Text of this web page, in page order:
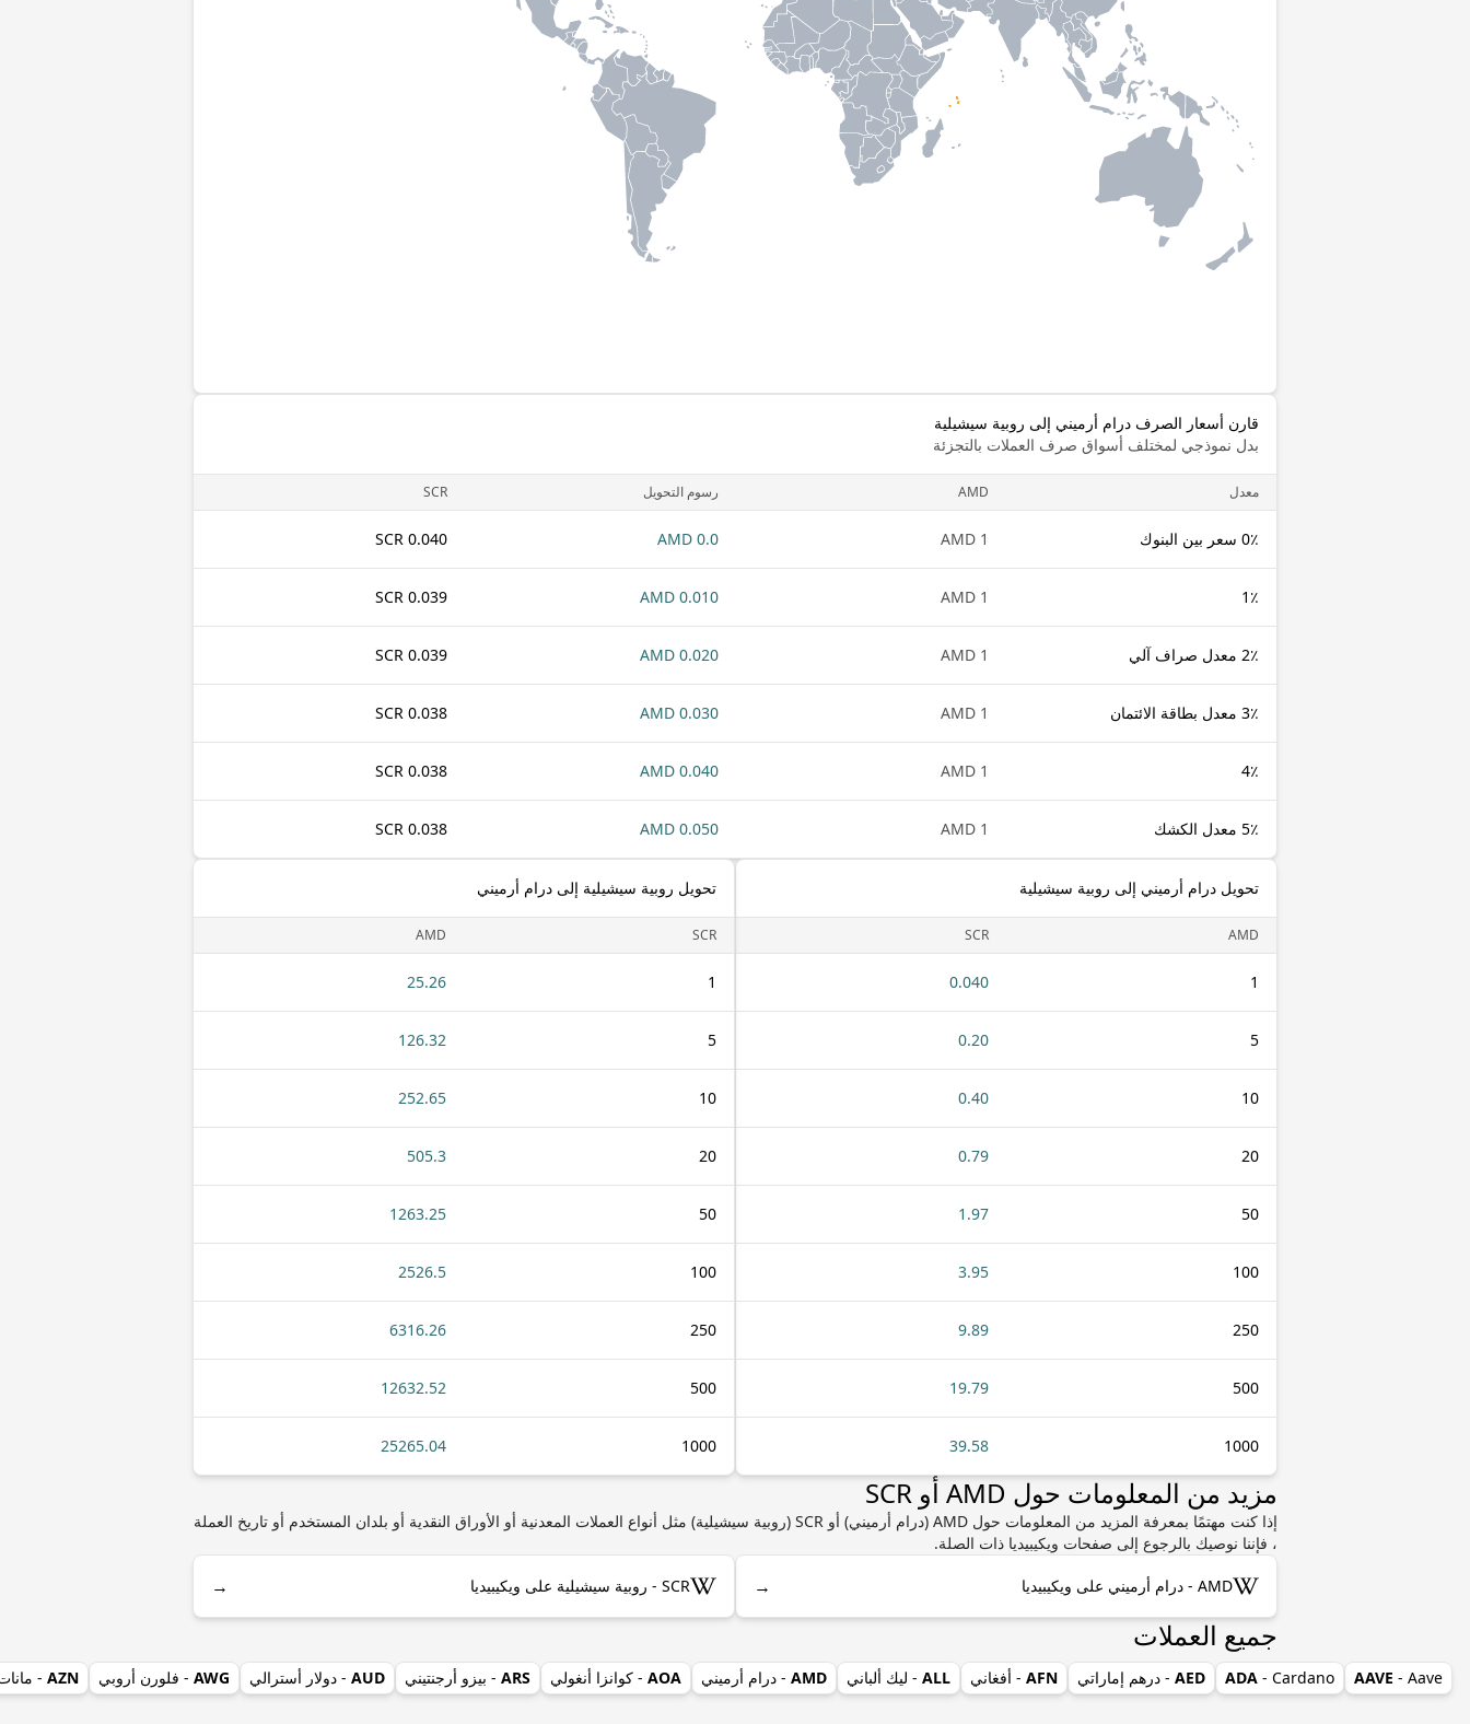
قارن أسعار الصرف درام أرميني إلى روبية سيشيلية
بدل نموذجي لمختلف أسواق صرف العملات بالتجزئة
معدل AMD رسوم التحويل SCR
0٪ سعر بين البنوك 1 AMD
0.0 AMD
0.040 SCR
1٪ 1 AMD
0.010 AMD
0.039 SCR
2٪ معدل صراف آلي 1 AMD
0.020 AMD
0.039 SCR
3٪ معدل بطاقة الائتمان 1 AMD
0.030 AMD
0.038 SCR
4٪ 1 AMD
0.040 AMD
0.038 SCR
5٪ معدل الكشك 1 AMD
0.050 AMD
0.038 SCR
تحويل درام أرميني إلى روبية سيشيلية
AMD
SCR
1
0.040
5
0.20
10
0.40
20
0.79
50
1.97
100
3.95
250
9.89
500
19.79
1000
39.58
تحويل روبية سيشيلية إلى درام أرميني
SCR
AMD
1
25.26
5
126.32
10
252.65
20
505.3
50
1263.25
100
2526.5
250
6316.26
500
12632.52
1000
25265.04
مزيد من المعلومات حول AMD أو SCR
إذا كنت مهتمًا بمعرفة المزيد من المعلومات حول AMD (درام أرميني) أو SCR (روبية سيشيلية) مثل أنواع العملات المعدنية أو الأوراق النقدية أو بلدان المستخدم أو تاريخ العملة
، فإننا نوصيك بالرجوع إلى صفحات ويكيبيديا ذات الصلة.
AMD - درام أرميني على ويكيبيديا → SCR - روبية سيشيلية على ويكيبيديا →
جميع العملات
AAVE - Aave
ADA - Cardano
AED - درهم إماراتي AFN - أفغاني ALL - ليك ألباني AMD - درام أرميني AOA - كوانزا أنغولي ARS - بيزو أرجنتيني AUD - دولار أسترالي AWG - فلورن أروبي AZN
-